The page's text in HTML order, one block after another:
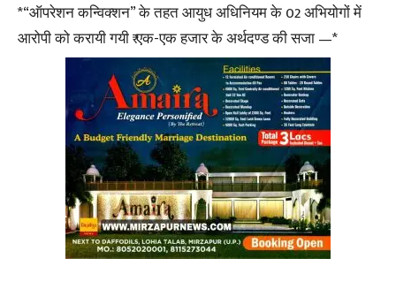
*“ऑपरेशन कन्विक्शन” के तहत आयुध अधिनियम के 02 अभियोगों में
आरोपी को करायी गयी ₹ एक-एक हजार के अर्थदण्ड की सजा —*